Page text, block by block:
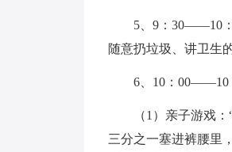
5、9：30——10：
随意扔垃圾、讲卫生
6、10：00——10：
（1）亲子游戏：“
三分之一塞进裤腰里